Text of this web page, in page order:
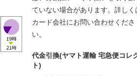
ていない場合があります。詳しく
カード会社にお問い合わせくださ
い。
代金引換(ヤマト運輸 宅急便コレ
ト)